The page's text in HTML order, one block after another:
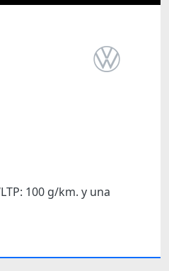
100 g/km. y una